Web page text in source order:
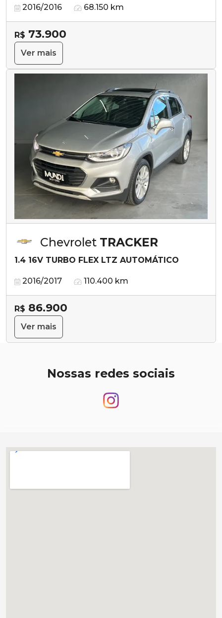
2016/2016 68.150 km
R$ 73.900
Ver mais
Chevrolet TRACKER
1.4 16V TURBO FLEX LTZ AUTOMÁTICO
2016/2017 110.400 km
R$ 86.900
Ver mais
Nossas redes sociais